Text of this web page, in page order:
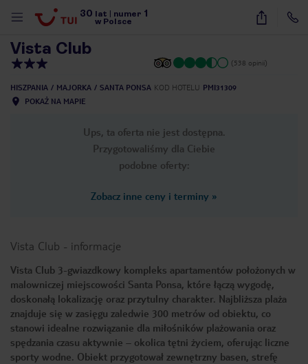
30 lat numer 1
w Polsce
41
Vista Club
(538 opinii)
HISZPANIA MAJORKA SANTA PONSA KOD HOTELU PMI31309
POKAŻ NA MAPIE
Ups, ta oferta nie jest dostępna.
Przygotowaliśmy dla Ciebie
podobne oferty:
Zobacz inne ceny i terminy »
Vista Club - informacje
Vista Club 3-gwiazdkowy kompleks apartamentów położonych w
malowniczej miejscowości Santa Ponsa, które łączą wygodę,
doskonałą lokalizację oraz przytulny charakter. Najbliższa plaża
znajduje się w zasięgu zaledwie 300 metrów od obiektu, co
stanowi idealne rozwiązanie dla miłośników plażowania oraz
spędzania czasu aktywnie – okolica tętni życiem, oferując liczne
sporty wodne. Obiekt przygotował zewnętrzny basen, strefę